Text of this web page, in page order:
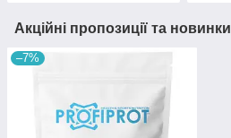
Акційні пропозиції та новинки
–7%